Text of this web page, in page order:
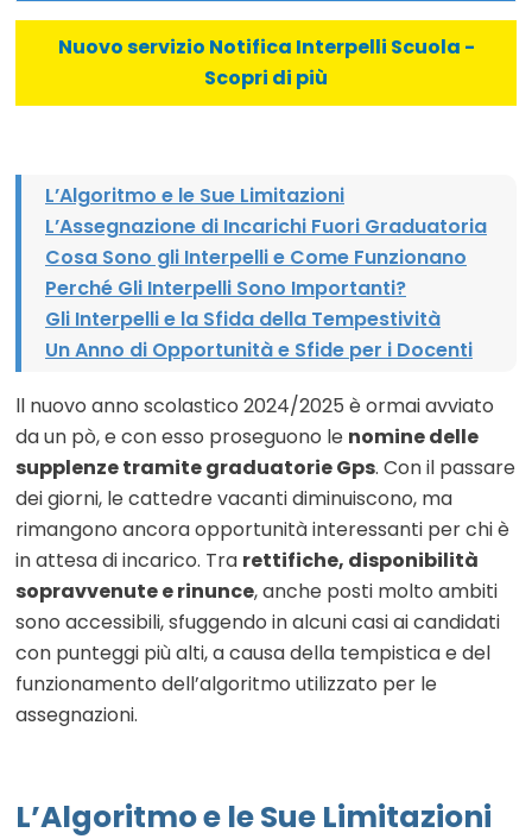
Nuovo servizio Notifica Interpelli Scuola -
Scopri di più
L’Algoritmo e le Sue Limitazioni
L’Assegnazione di Incarichi Fuori Graduatoria
Cosa Sono gli Interpelli e Come Funzionano
Perché Gli Interpelli Sono Importanti?
Gli Interpelli e la Sfida della Tempestività
Un Anno di Opportunità e Sfide per i Docenti
ll nuovo anno scolastico 2024/2025 è ormai avviato
da un pò, e con esso proseguono le nomine delle
supplenze tramite graduatorie Gps. Con il passare
dei giorni, le cattedre vacanti diminuiscono, ma
rimangono ancora opportunità interessanti per chi è
in attesa di incarico. Tra rettifiche, disponibilità
sopravvenute e rinunce, anche posti molto ambiti
sono accessibili, sfuggendo in alcuni casi ai candidati
con punteggi più alti, a causa della tempistica e del
funzionamento dell’algoritmo utilizzato per le
assegnazioni.
L’Algoritmo e le Sue Limitazioni